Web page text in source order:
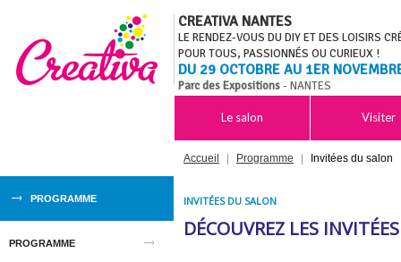
CREATIVA NANTES
LE RENDEZ-VOUS DU DIY ET DES LOISIRS
POUR TOUS, PASSIONNÉS OU CURIEUX !
DU 29 OCTOBRE AU 1ER
Parc des Expositions- NANTES
Le salon Visiter
PROGRAMME
PROGRAMME
Accueil Programme Invitées du salon
INVITÉES DU SALON
DÉCOUVREZ LES